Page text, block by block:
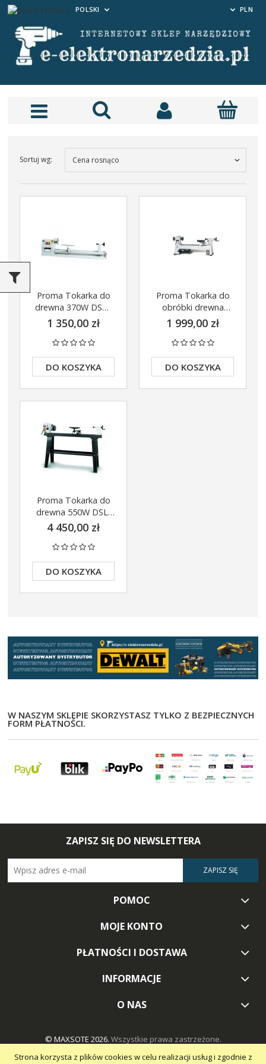
Strona korzysta z plików cookies w celu realizacji usług i zgodnie z
POLSKI PLN
Szlifieka kątowa 125mm
699,00 zł
DO KOSZYKA
Sortuj wg: Cena rosnąco
Proma Tokarka do
drewna 370W DSO-
1000
1 350,00 zł
DO KOSZYKA
Proma Tokarka do
obróbki drewna
DSL-450
1 999,00 zł
DO KOSZYKA
Proma Tokarka do
drewna 550W DSL-
1100V
4 450,00 zł
DO KOSZYKA
W NASZYM SKLEPIE SKORZYSTASZ TYLKO Z BEZPIECZNYCH
FORM PŁATNOŚCI.
ZAPISZ SIĘ DO NEWSLETTERA
ZAPISZ SIĘ
POMOC
MOJE KONTO
PŁATNOŚCI I DOSTAWA
INFORMACJE
O NAS
© MAXSOTE 2026. Wszystkie prawa zastrzeżone.